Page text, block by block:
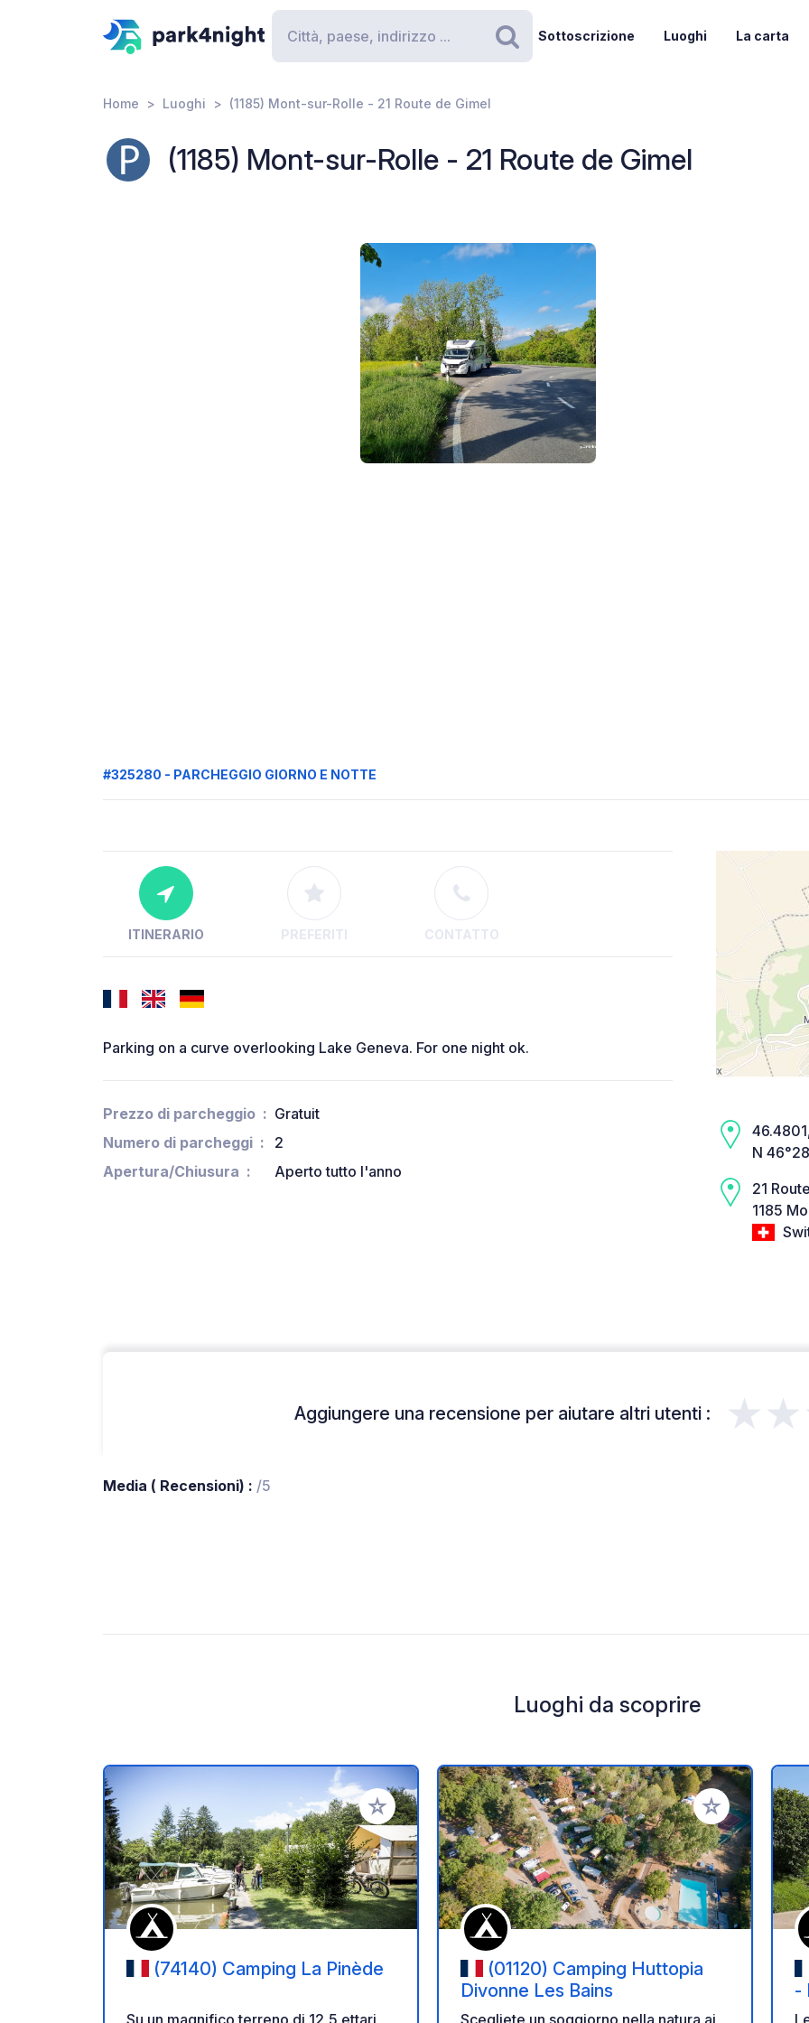
Ricerca
Sottoscrizione Luoghi La carta
Home Luoghi (1185) Mont-sur-Rolle - 21 Route de Gimel
(1185) Mont-sur-Rolle - 21 Route de Gimel
#325280 - PARCHEGGIO GIORNO E NOTTE
ITINERARIO PREFERITI CONTATTO
Parking on a curve overlooking Lake Geneva. For one night ok.
Prezzo di parcheggio
Gratuit
Numero di parcheggi
2
Apertura/Chiusura
Aperto tutto l'anno
N
21
1185
Aggiungere una recensione per aiutare altri utenti :
Media ( Recensioni) : /5
Luoghi da scoprire
Aggiungi ai tuoi preferiti
(74140) Camping La Pinède
Su un magnifico terreno di 12,5 ettari
Aggiungi ai tuoi
(01120) Camping Huttopia
Divonne Les Bains
-